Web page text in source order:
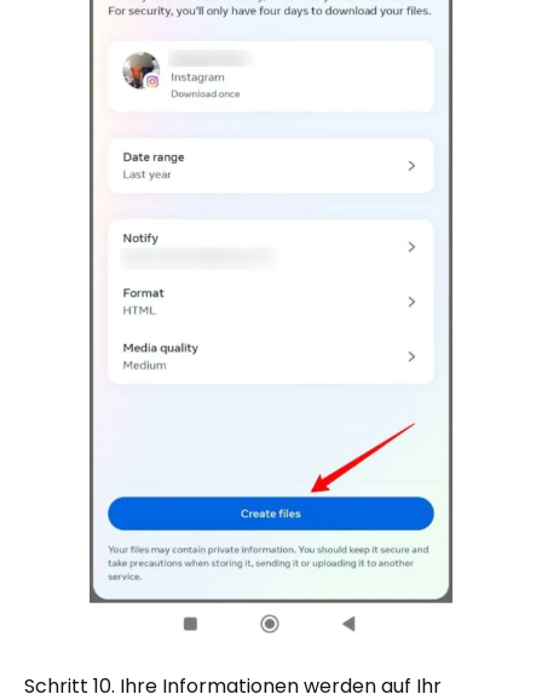
Schritt 10. Ihre Informationen werden auf Ihr